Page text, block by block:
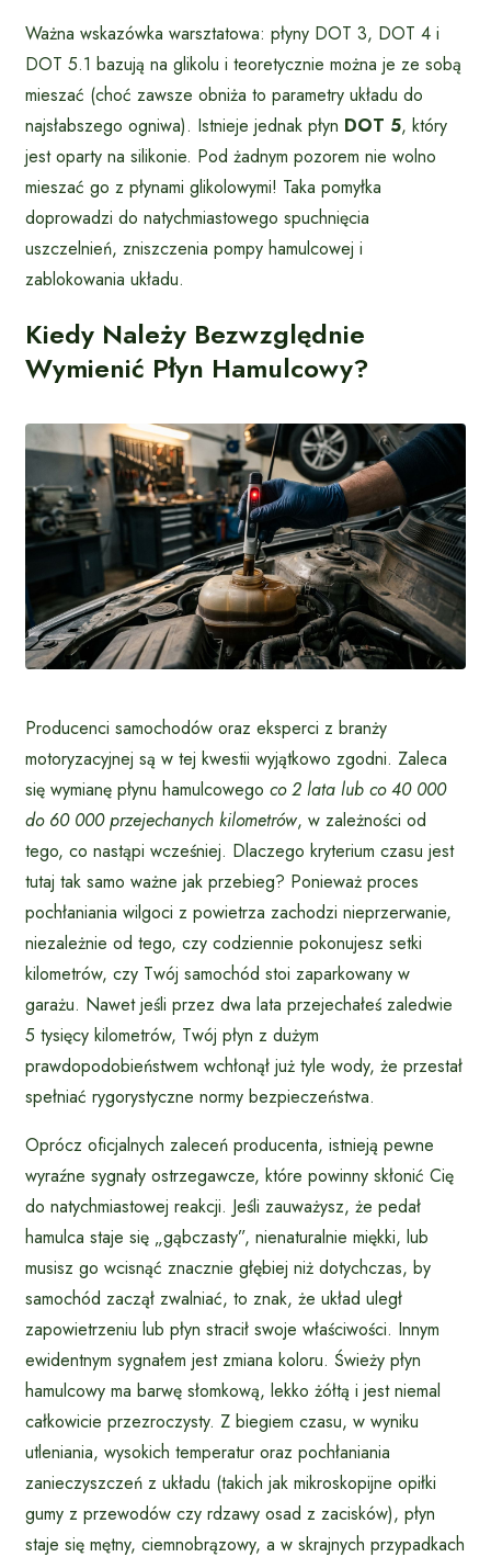
Ważna wskazówka warsztatowa: płyny DOT 3, DOT 4 i
DOT 5.1 bazują na glikolu i teoretycznie można je ze sobą
mieszać (choć zawsze obniża to parametry układu do
najsłabszego ogniwa). Istnieje jednak płyn DOT 5, który
jest oparty na silikonie. Pod żadnym pozorem nie wolno
mieszać go z płynami glikolowymi! Taka pomyłka
doprowadzi do natychmiastowego spuchnięcia
uszczelnień, zniszczenia pompy hamulcowej i
zablokowania układu.
Kiedy Należy Bezwzględnie
Wymienić Płyn Hamulcowy?
Producenci samochodów oraz eksperci z branży
motoryzacyjnej są w tej kwestii wyjątkowo zgodni. Zaleca
się wymianę płynu hamulcowego co 2 lata lub co 40 000
do 60 000 przejechanych kilometrów, w zależności od
tego, co nastąpi wcześniej. Dlaczego kryterium czasu jest
tutaj tak samo ważne jak przebieg? Ponieważ proces
pochłaniania wilgoci z powietrza zachodzi nieprzerwanie,
niezależnie od tego, czy codziennie pokonujesz setki
kilometrów, czy Twój samochód stoi zaparkowany w
garażu. Nawet jeśli przez dwa lata przejechałeś zaledwie
5 tysięcy kilometrów, Twój płyn z dużym
prawdopodobieństwem wchłonął już tyle wody, że przestał
spełniać rygorystyczne normy bezpieczeństwa.
Oprócz oficjalnych zaleceń producenta, istnieją pewne
wyraźne sygnały ostrzegawcze, które powinny skłonić Cię
do natychmiastowej reakcji. Jeśli zauważysz, że pedał
hamulca staje się „gąbczasty”, nienaturalnie miękki, lub
musisz go wcisnąć znacznie głębiej niż dotychczas, by
samochód zaczął zwalniać, to znak, że układ uległ
zapowietrzeniu lub płyn stracił swoje właściwości. Innym
ewidentnym sygnałem jest zmiana koloru. Świeży płyn
hamulcowy ma barwę słomkową, lekko żółtą i jest niemal
całkowicie przezroczysty. Z biegiem czasu, w wyniku
utleniania, wysokich temperatur oraz pochłaniania
zanieczyszczeń z układu (takich jak mikroskopijne opiłki
gumy z przewodów czy rdzawy osad z zacisków), płyn
staje się mętny, ciemnobrązowy, a w skrajnych przypadkach